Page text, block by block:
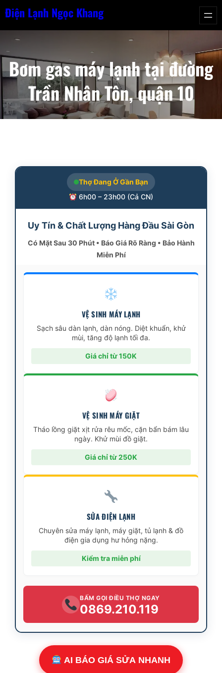
Chuyển
nội
dung
Điện Lạnh Ngọc Khang
Bơm gas máy lạnh tại đường
Trần Nhân Tôn, quận 10
Thợ Đang Ở Gần Bạn
6h00 – 23h00 (Cả CN)
Uy Tín & Chất Lượng Hàng Đầu Sài Gòn
Có Mặt Sau 30 Phút • Báo Giá Rõ Ràng • Bảo Hành
Miễn Phí
VỆ SINH MÁY LẠNH
Sạch sâu dàn lạnh, dàn nóng. Diệt khuẩn, khử
mùi, tăng độ lạnh tối đa.
Giá chỉ từ 150K
VỆ SINH MÁY GIẶT
Tháo lồng giặt xịt rửa rêu mốc, cặn bẩn bám lâu
ngày. Khử mùi đồ giặt.
Giá chỉ từ 250K
SỬA ĐIỆN LẠNH
Chuyên sửa máy lạnh, máy giặt, tủ lạnh & đồ
điện gia dụng hư hỏng nặng.
Kiểm tra miễn phí
BẤM GỌI ĐIỀU THỢ NGAY
0869.210.119
AI BÁO GIÁ SỬA NHANH